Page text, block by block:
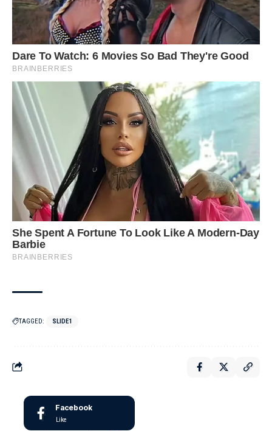
TAGGED: SLIDE1
Facebook
Like